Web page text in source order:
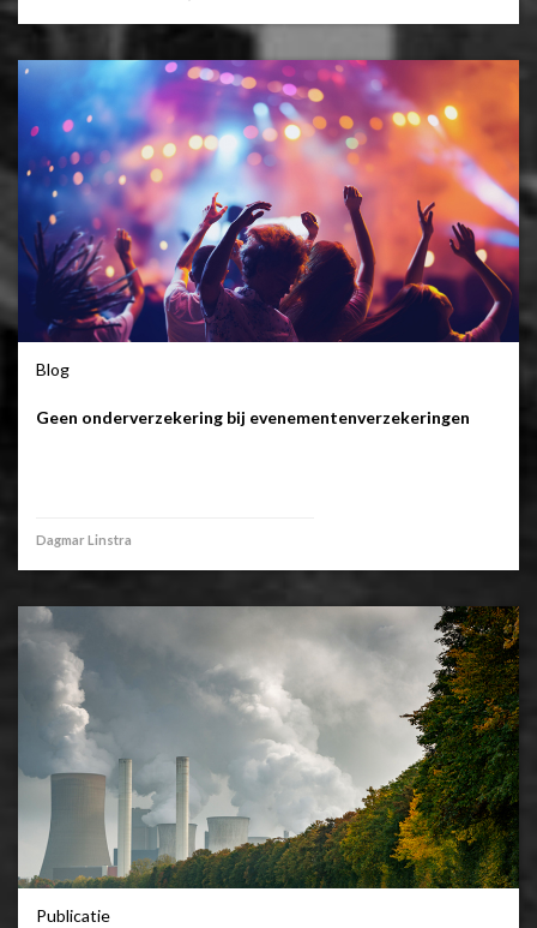
Blog
Geen onderverzekering bij evenementenverzekeringen
Dagmar Linstra
Publicatie